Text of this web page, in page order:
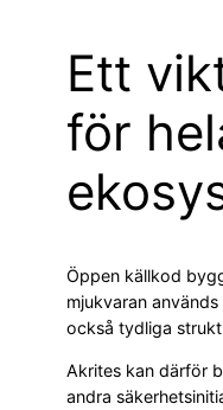
Ett
för
Öppen källkod
mjukvaran
också tydliga
Akrites kan därför
andra